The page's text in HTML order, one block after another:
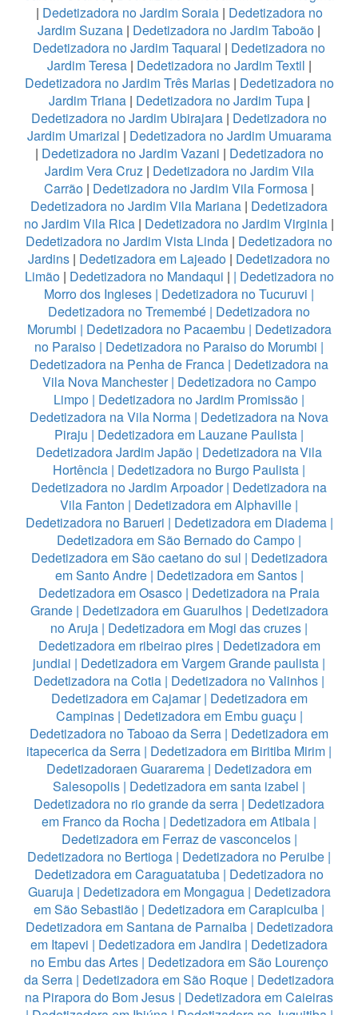
| Dedetizadora no Jardim Soraia| Dedetizadora no
Jardim Suzana | Dedetizadora no Jardim Taboão |
Dedetizadora no Jardim Taquaral | Dedetizadora no
Jardim Teresa| Dedetizadora no Jardim Textil |
Dedetizadora no Jardim Três Marias| Dedetizadora no
Jardim Triana| Dedetizadora no Jardim Tupa|
Dedetizadora no Jardim Ubirajara | Dedetizadora no
Jardim Umarizal | Dedetizadora no Jardim Umuarama
| Dedetizadora no Jardim Vazani | Dedetizadora no
Jardim Vera Cruz| Dedetizadora no Jardim Vila
Carrão | Dedetizadora no Jardim Vila Formosa |
Dedetizadora no Jardim Vila Mariana | Dedetizadora
no Jardim Vila Rica | Dedetizadora no Jardim Virginia |
Dedetizadora no Jardim Vista Linda | Dedetizadora no
Jardins | Dedetizadora em Lajeado | Dedetizadora no
Limão| Dedetizadora no Mandaqui | | Dedetizadora no
Morro dos Ingleses | Dedetizadora no Tucuruvi |
Dedetizadora no Tremembé | Dedetizadora no
Morumbi | Dedetizadora no Pacaembu | Dedetizadora
no Paraiso | Dedetizadora no Paraiso do Morumbi |
Dedetizadora na Penha de Franca | Dedetizadora na
Vila Nova Manchester| Dedetizadora no Campo
Limpo | Dedetizadora no Jardim Promissão |
Dedetizadora na Vila Norma | Dedetizadora na Nova
Piraju | Dedetizadora em Lauzane Paulista |
Dedetizadora Jardim Japão | Dedetizadora na Vila
Hortência | Dedetizadora no Burgo Paulista |
Dedetizadora no Jardim Arpoador| Dedetizadora na
Vila Fanton | Dedetizadora em Alphaville |
Dedetizadora no Barueri | Dedetizadora em Diadema|
Dedetizadora em São Bernado do Campo |
Dedetizadora em São caetano do sul | Dedetizadora
em Santo Andre| Dedetizadora em Santos|
Dedetizadora em Osasco | Dedetizadora na Praia
Grande| Dedetizadora em Guarulhos| Dedetizadora
no Aruja | Dedetizadora em Mogi das cruzes |
Dedetizadora em ribeirao pires| Dedetizadora em
jundiai | Dedetizadora em Vargem Grande paulista |
Dedetizadora na Cotia | Dedetizadora no Valinhos |
Dedetizadora em Cajamar| Dedetizadora em
Campinas| Dedetizadora em Embu guaçu |
Dedetizadora no Taboao da Serra | Dedetizadora em
itapecerica da Serra | Dedetizadora em Biritiba Mirim |
Dedetizadoraen Guararema | Dedetizadora em
Salesopolis | Dedetizadora em santa izabel |
Dedetizadora no rio grande da serra | Dedetizadora
em Franco da Rocha | Dedetizadora em Atibaia |
Dedetizadora em Ferraz de vasconcelos|
Dedetizadora no Bertioga | Dedetizadora no Peruibe |
Dedetizadora em Caraguatatuba | Dedetizadora no
Guaruja| Dedetizadora em Mongagua| Dedetizadora
em São Sebastião | Dedetizadora em Carapicuiba |
Dedetizadora em Santana de Parnaiba| Dedetizadora
em Itapevi | Dedetizadora em Jandira | Dedetizadora
no Embu das Artes| Dedetizadora em São Lourenço
da Serra | Dedetizadora em São Roque | Dedetizadora
na Pirapora do Bom Jesus | Dedetizadora em Caieiras